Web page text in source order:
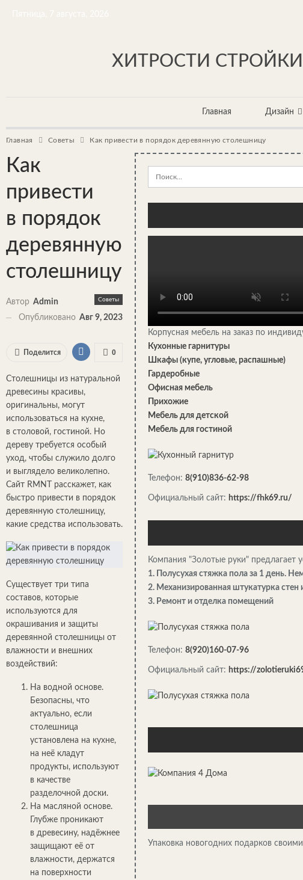
ХИТРОСТИ
Главная Дизайн
Главная Советы Как привести в порядок деревянную столешницу
Как
привести
в порядок
деревянную
столешницу
Советы
Автор Admin
Опубликовано Авг 9, 2023
0
Поделится
Столешницы из натуральной
древесины красивы,
оригинальны, могут
использоваться на кухне,
в столовой, гостиной. Но
дереву требуется особый
уход, чтобы служило долго
и выглядело великолепно.
Сайт RMNT расскажет, как
быстро привести в порядок
деревянную столешницу,
какие средства использовать.
Существует три типа
составов, которые
используются для
окрашивания и защиты
деревянной столешницы от
влажности и внешних
воздействий:
На водной основе.
Безопасны, что
актуально, если
столешница
установлена на кухне,
на неё кладут
продукты, используют
в качестве
разделочной доски.
На масляной основе.
Глубже проникают
в древесину, надёжнее
защищают её от
влажности, держатся
на поверхности
Корпусная мебель на заказ по
Кухонные гарнитуры
Шкафы (купе, угловые, распашные)
Гардеробные
Офисная мебель
Прихожие
Мебель для детской
Мебель для гостиной
Телефон: 8(910)836-62-98
Официальный сайт: https://fhk69.ru/
Компания "Золотые руки" предлагает
1. Полусухая стяжка пола за 1 день.
2. Механизированная штукатурка стен
3. Ремонт и отделка помещений
Телефон: 8(920)160-07-96
Официальный сайт: https://
Упаковка новогодних подарков